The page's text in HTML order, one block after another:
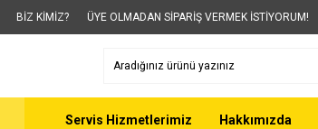
BİZ KİMİZ? ÜYE OLMADAN SİPARİŞ VERMEK İSTİYORUM!
Servis Hizmetlerimiz Hakkımızda